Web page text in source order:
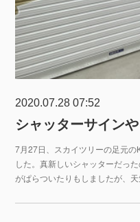
2020.07.28 07:52
シャッターサインや
7月27日、スカイツリーの足元
した。真新しいシャッターだっ
がぱらついたりもしましたが、